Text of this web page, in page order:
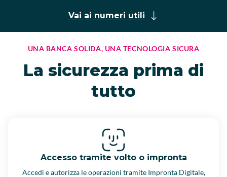
Vai ai numeri utili
UNA BANCA SOLIDA, UNA TECNOLOGIA SICURA
La sicurezza prima di
tutto
Accesso tramite volto o impronta
Accedi e autorizza le operazioni tramite Impronta Digitale,